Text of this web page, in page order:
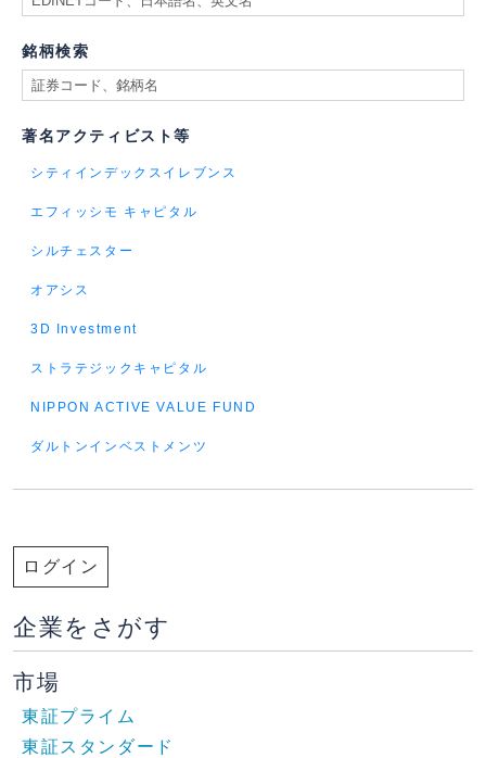
銘柄検索
著名アクティビスト等
シティインデックスイレブンス
エフィッシモ キャピタル
シルチェスター
オアシス
3D Investment
ストラテジックキャピタル
NIPPON ACTIVE VALUE FUND
ダルトンインベストメンツ
ログイン
企業をさがす
市場
東証プライム
東証スタンダード